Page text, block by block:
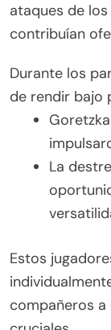
ataques de
contribuían
Durante los
de rendir bajo
La
Estos
compañeros a